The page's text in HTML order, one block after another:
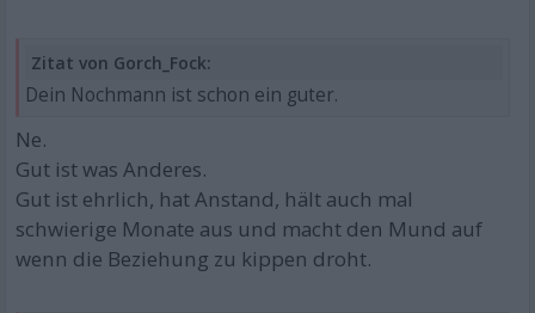
Zitat von Gorch_Fock:
Dein Nochmann ist schon ein guter.
Ne.
Gut ist was Anderes.
Gut ist ehrlich, hat Anstand, hält auch mal
schwierige Monate aus und macht den Mund auf
wenn die Beziehung zu kippen droht.